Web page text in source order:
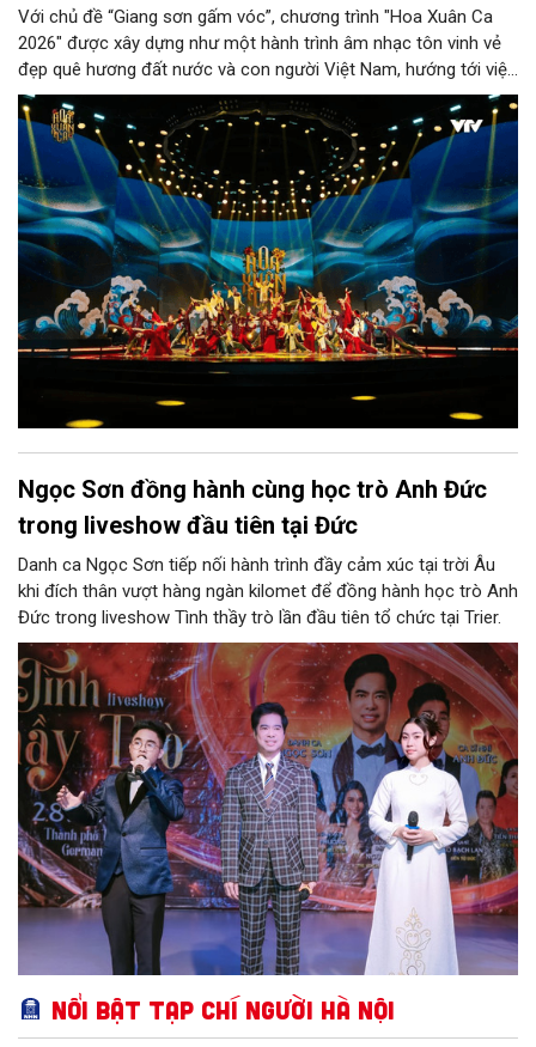
Với chủ đề “Giang sơn gấm vóc”, chương trình "Hoa Xuân Ca
2026" được xây dựng như một hành trình âm nhạc tôn vinh vẻ
đẹp quê hương đất nước và con người Việt Nam, hướng tới việc
tái hiện những giá trị văn hóa truyền thống trong dòng chảy
đương đại, thông qua các tiết mục được đầu tư công phu về
âm nhạc, sân khấu và công nghệ trình diễn.
Ngọc Sơn đồng hành cùng học trò Anh Đức
trong liveshow đầu tiên tại Đức
Danh ca Ngọc Sơn tiếp nối hành trình đầy cảm xúc tại trời Âu
khi đích thân vượt hàng ngàn kilomet để đồng hành học trò Anh
Đức trong liveshow Tình thầy trò lần đầu tiên tổ chức tại Trier.
Nổi bật Tạp chí Người Hà Nội